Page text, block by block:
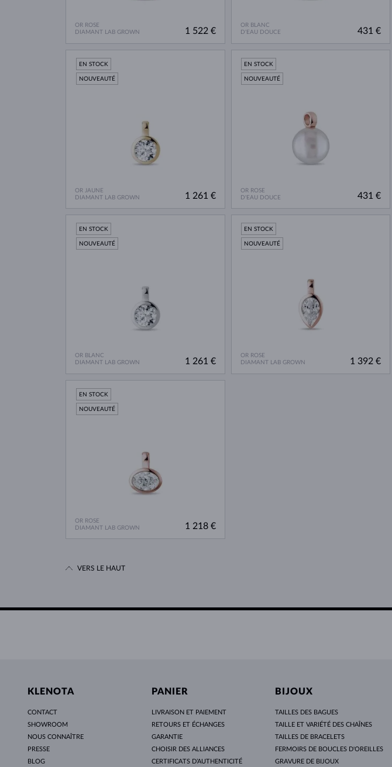
OR ROSE
DIAMANT LAB GROWN
1 522 €
OR BLANC
D'EAU DOUCE
431 €
OR JAUNE
DIAMANT LAB GROWN
EN STOCK
NOUVEAUTÉ
1 261 €
OR ROSE
D'EAU DOUCE
EN STOCK
NOUVEAUTÉ
431 €
OR BLANC
DIAMANT LAB GROWN
EN STOCK
NOUVEAUTÉ
1 261 €
OR ROSE
DIAMANT LAB GROWN
EN STOCK
NOUVEAUTÉ
1 392 €
OR ROSE
DIAMANT LAB GROWN
EN STOCK
NOUVEAUTÉ
1 218 €
VERS LE HAUT
KLENOTA
CONTACT
SHOWROOM
NOUS CONNAÎTRE
PRESSE
BLOG
PANIER
LIVRAISON ET PAIEMENT
RETOURS ET ÉCHANGES
GARANTIE
CHOISIR DES ALLIANCES
CERTIFICATS D’AUTHENTICITÉ
BIJOUX
TAILLES DES BAGUES
TAILLE ET VARIÉTÉ DES CHAÎNES
TAILLES DE BRACELETS
FERMOIRS DE BOUCLES D'OREILLES
GRAVURE DE BIJOUX